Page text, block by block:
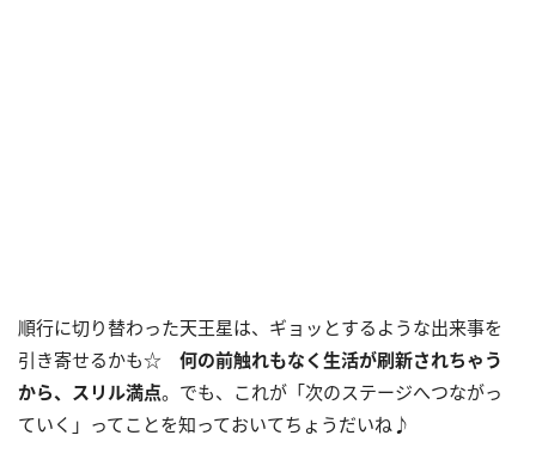
順行に切り替わった天王星は、ギョッとするような出来事を
引き寄せるかも☆ 何の前触れもなく生活が刷新されちゃう
から、スリル満点。でも、これが「次のステージへつながっ
ていく」ってことを知っておいてちょうだいね♪